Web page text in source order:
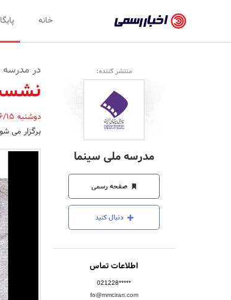
رسمی
-
اخبار
تایید
شده
شرکت‌ها،
سازمان‌ها
و
روابط
عمومی‌ها
خانه
منتشر کننده:
مدرسه ملی سینما
صفحه رسمی
دنبال کنید
اطلاعات تماس
021228*****
fo@mmciran.com
در مدرسه
دوشنبه 95/6/15
برگزار می